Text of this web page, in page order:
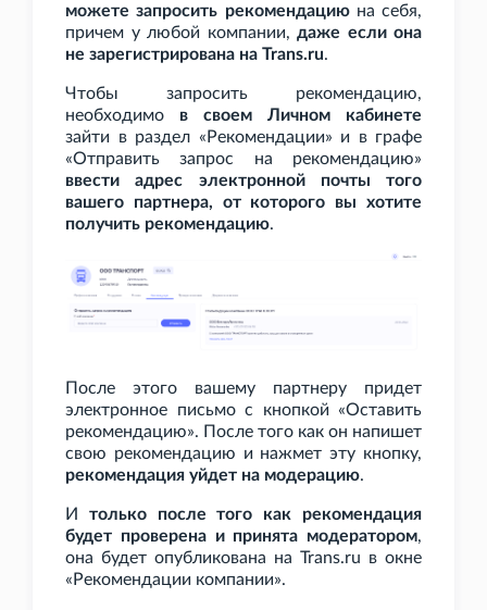
можете запросить рекомендациюна себя,
причем у любой компании, даже если она
не зарегистрирована на Trans.ru.
Чтобы запросить рекомендацию,
необходимо в своем Личном кабинете
зайти в раздел «Рекомендации» и в графе
«Отправить запрос на рекомендацию»
ввести адрес электронной почты того
вашего партнера, от которого вы хотите
получить рекомендацию.
После этого вашему партнеру придет
электронное письмо с кнопкой «Оставить
рекомендацию». После того как он напишет
свою рекомендацию и нажмет эту кнопку,
рекомендация уйдет на модерацию.
И только после того как рекомендация
будет проверена и принята модератором,
она будет опубликована на Trans.ru в окне
«Рекомендации компании».